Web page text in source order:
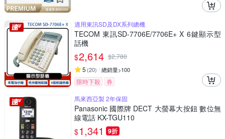
適用東訊SD及DX系列總機
TECOM 東訊SD-7706E/7706E+ X 6鍵顯示型
話機
$2,614 $2,780
5 (20) 總銷量>100
限時下殺
券
馬來西亞製 2年保固
Panasonic 國際牌 DECT 大螢幕大按鈕 數位無
線電話 KX-TGU110
$1,341 9折